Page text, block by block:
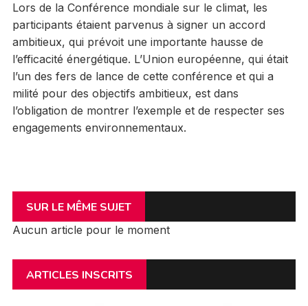
Lors de la Conférence mondiale sur le climat, les
participants étaient parvenus à signer un accord
ambitieux, qui prévoit une importante hausse de
l’efficacité énergétique. L’Union européenne, qui était
l’un des fers de lance de cette conférence et qui a
milité pour des objectifs ambitieux, est dans
l’obligation de montrer l’exemple et de respecter ses
engagements environnementaux.
SUR LE MÊME SUJET
Aucun article pour le moment
ARTICLES INSCRITS